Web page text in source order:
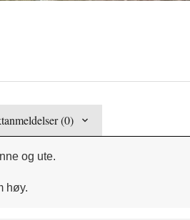
(0)
og ute.
høy.